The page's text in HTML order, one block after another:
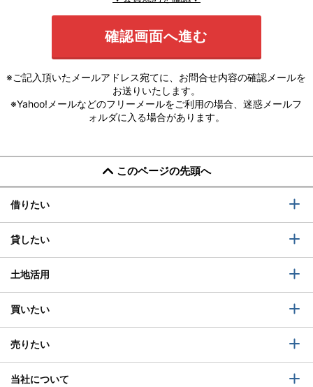
※ご記入頂いたメールアドレス宛てに、お問合せ内容の確認メールを
お送りいたします。
※Yahoo!メールなどのフリーメールをご利用の場合、迷惑メールフ
ォルダに入る場合があります。
このページの先頭へ
借りたい
貸したい
土地活用
買いたい
売りたい
当社について